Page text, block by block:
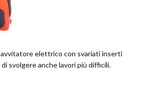
avvitatore elettrico con svariati inserti
svolgere anche lavori più difficili.